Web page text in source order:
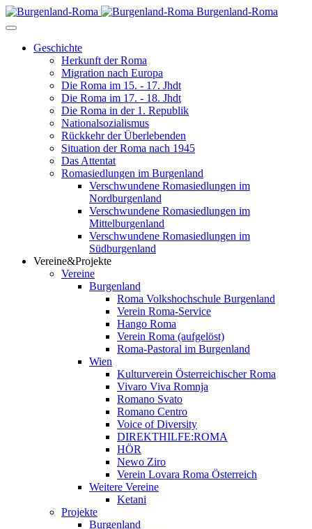
Burgenland-Roma
Geschichte
Herkunft der Roma
Migration nach Europa
Die Roma im 15. - 17. Jhdt
Die Roma im 17. - 18. Jhdt
Die Roma in der 1. Republik
Nationalsozialismus
Rückkehr der Überlebenden
Situation der Roma nach 1945
Das Attentat
Romasiedlungen im Burgenland
Verschwundene Romasiedlungen im
Nordburgenland
Verschwundene Romasiedlungen im
Mittelburgenland
Verschwundene Romasiedlungen im
Südburgenland
Vereine&Projekte
Vereine
Burgenland
Roma Volkshochschule Burgenland
Verein Roma-Service
Hango Roma
Verein Roma (aufgelöst)
Roma-Pastoral im Burgenland
Wien
Kulturverein Österreichischer Roma
Vivaro Viva Romnja
Romano Svato
Romano Centro
Voice of Diversity
DIREKTHILFE:ROMA
HÖR
Newo Ziro
Verein Lovara Roma Österreich
Weitere Vereine
Ketani
Projekte
Burgenland